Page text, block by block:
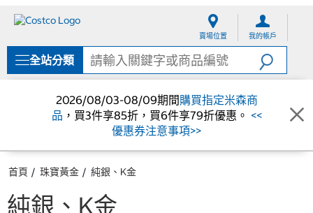
單
賣場位置 我的帳戶
全站分類
2026/08/03-08/09期間購買指定米森商
品 ，買3件享85折，買6件享79折優惠。 <<
優惠券注意事項>>
首頁 珠寶黃金 純銀、K金
純銀、K金